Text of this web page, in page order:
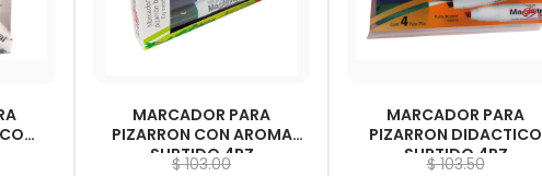
MARCADOR PARA
PIZARRON CON AROMA
SURTIDO 4PZ
$ 103.00
MARCADOR PARA
PIZARRON DIDACTICO
SURTIDO 4PZ
$ 103.50